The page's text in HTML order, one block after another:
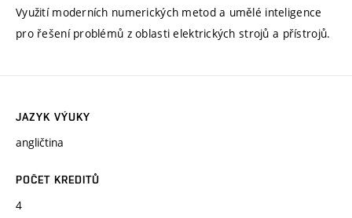
Využití moderních numerických metod a umělé inteligence
pro řešení problémů z oblasti elektrických strojů a přístrojů.
JAZYK VÝUKY
angličtina
POČET KREDITŮ
4